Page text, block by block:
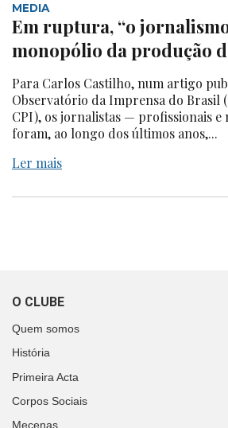
MEDIA
Em ruptura, “o
monopólio da produção
Para Carlos Castilho, num artigo
Observatório da Imprensa do Brasil
CPI), os jornalistas — profissionais
foram, ao longo dos últimos anos,...
Ler mais
O CLUBE
Quem somos
História
Primeira Acta
Corpos Sociais
Mecenas